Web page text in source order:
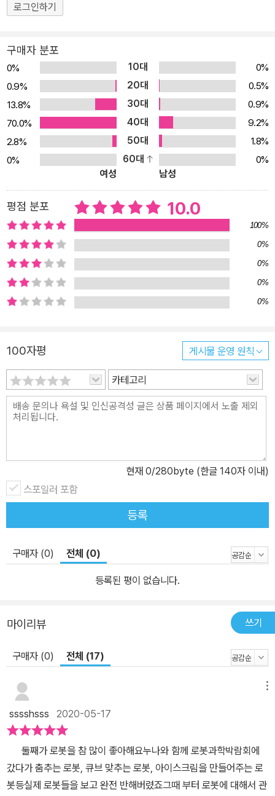
로보컵 대회에서 우승하기까지 어떤 일들이 있었을까요? 그 열정의
꿈을 위해 예상치 못한 어려움이 닥쳐도 좌절하지 않고, 더 나은 선택
지를 만들어 꼭 해결해 냈던 공학자의 시간을 여러분이 직접 확인해
회 요즘 우리 아이들은 확고한 주관을 가지고 진로를 선택합니다. 또
한, 그 시기도 예전보다 빠른 편입니다. 주니어 알에이치코리아가 출
간하는 <아이엠> 시리즈는 서울 진로 상담소에서 조사한 ‘미래 직업
군’과 직업능력개발원이 400여 개 초등학교를 대상으로 조사한 ‘미
래 선호 직업’의 결과를 토대로 어린이들이 궁금해하는 직업군의 대
표 인물을 선정해 만들었습니다. 주요 내용을 만화 형식으로 구성해
인물에 대한 사건과 업적을 쉽게 이해하도록 재미를 더했습니다. 부
록에 담은 ‘지식 쏙쏙’과 ‘미래 직업 탐구’는 직업에 대한 궁금증을 해
소할 수 있는 배경지식을 쌓게 해주는 한편, 아이들 스스로가 원하는
활동을 적어 보면서 그 직업에 대한 고민을 한 번 더 할 수 있도록 도
와줍니다. 재미있는 만화와 풍성한 지식이 가득한 <아이엠> 시리즈
만의 특징! 학습만화로 재미있게 알아보는 인물의 이야기 인물의 어
린 시절과 꿈을 이루기까지의 과정을 학습만화로 재미있게 구성했습
룬 현재의 이야기가 담겨 있어, 아이들에게 동기 부여가 됩니다. ‘지식
쏙쏙’으로 지식이 무럭무럭! ‘지식 쏙쏙’ 코너에서는 한 편의 영화가
만들어지는 과정과 영화를 만드는 데에 함께하는 사람들, 그리고 봉
준호 감독의 작품 세계까지 만화를 읽으면서 궁금했던 내용에 대해
보다 자세히 배우면서 그 직업에 대한 흥미를 느낄 수 있습니다. ‘미래
본 내용을 확인해 볼 수 있습니다. ‘책 속 이야기’를 통해 상상력이 팡
팡! ‘책 속 이야기’는 지금까지 읽은 내용을 바탕으로 질문에 답하고
글로 써보는 코너입니다. 책의 내용을 읽으며 느낀 점이나 생각을 정
리하면서 직업에 대해 상상하고 생각해 볼 수 있습니다. 본문 속 친절
수 있는 내용에 대해 친절하고 상세한 설명을 더했습니다. 설명을 통
해 본문의 내용을 더 깊이 이해할 수 있습니다.
로그인하기
구매자 분포
0% 10대
0%
0.9%
20대
0.5%
13.8%
30대
0.9%
70.0%
40대
9.2%
2.8%
50대
1.8%
0%
60대
0%
여성
남성
평점 분포 10.0
100%
0%
0%
0%
0%
100자평 게시물 운영 원칙
카테고리
현재 0/280byte (한글 140자 이내)
스포일러 포함
등록
구매자 (0) 전체 (0)
등록된 평이 없습니다.
마이리뷰 쓰기
구매자 (0) 전체 (17)
sssshsss 2020-05-17
둘째가 로봇을 참 많이 좋아해요누나와 함께 로봇과학박람회에
갔다가 춤추는 로봇, 큐브 맞추는 로봇, 아이스크림을 만들어주는 로
봇등실제 로봇들을 보고 완전 반해버렸죠그때 부터 로봇에 대해서 관